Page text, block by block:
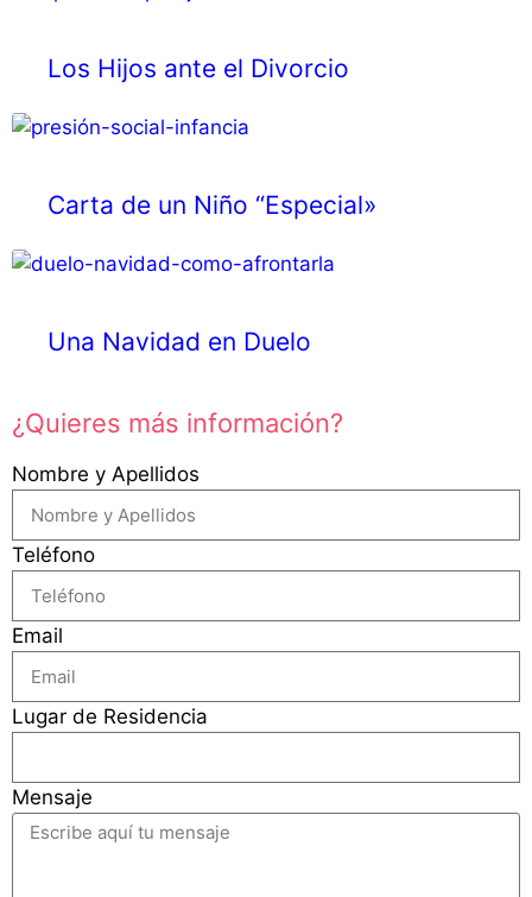
Los Hijos ante el Divorcio
Carta de un Niño “Especial»
Una Navidad en Duelo
¿Quieres más información?
Nombre y Apellidos
Teléfono
Email
Lugar de Residencia
Mensaje